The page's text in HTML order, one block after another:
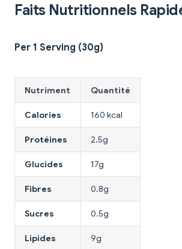
Faits Nutritionnels
Per 1 Serving (30g)
Nutriment Quantité
Calories 160 kcal
Protéines 2.5g
Glucides 17g
Fibres 0.8g
Sucres 0.5g
Lipides 9g